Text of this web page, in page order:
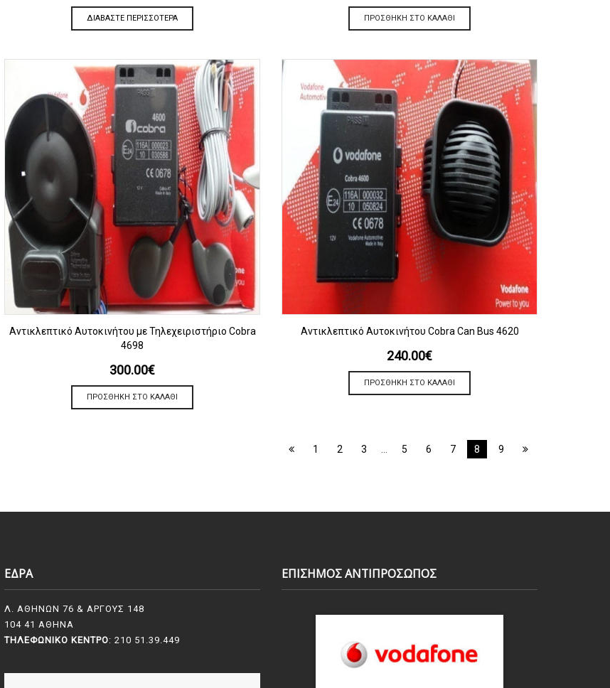
ΔΙΑΒΆΣΤΕ ΠΕΡΙΣΣΌΤΕΡΑ ΠΡΟΣΘΉΚΗ ΣΤΟ ΚΑΛΆΘΙ
ΠΡΟΒΟΛΗ
Αντικλεπτικό Αυτοκινήτου με Τηλεχειριστήριο Cobra
4698
300.00€
ΠΡΟΣΘΉΚΗ ΣΤΟ ΚΑΛΆΘΙ
ΠΡΟΒΟΛΗ
Αντικλεπτικό Αυτοκινήτου Cobra Can Bus 4620
240.00€
ΠΡΟΣΘΉΚΗ ΣΤΟ ΚΑΛΆΘΙ
1 2 3 5 6 7 8 9
ΕΔΡΑ
Λ. ΑΘΗΝΩΝ 76 & ΑΡΓΟΥΣ 148
104 41 ΑΘΗΝΑ
ΤΗΛΕΦΩΝΙΚΌ ΚΈΝΤΡΟ: 210 51.39.449
ΕΠΙΣΗΜΟΣ ΑΝΤΙΠΡΟΣΩΠΟΣ